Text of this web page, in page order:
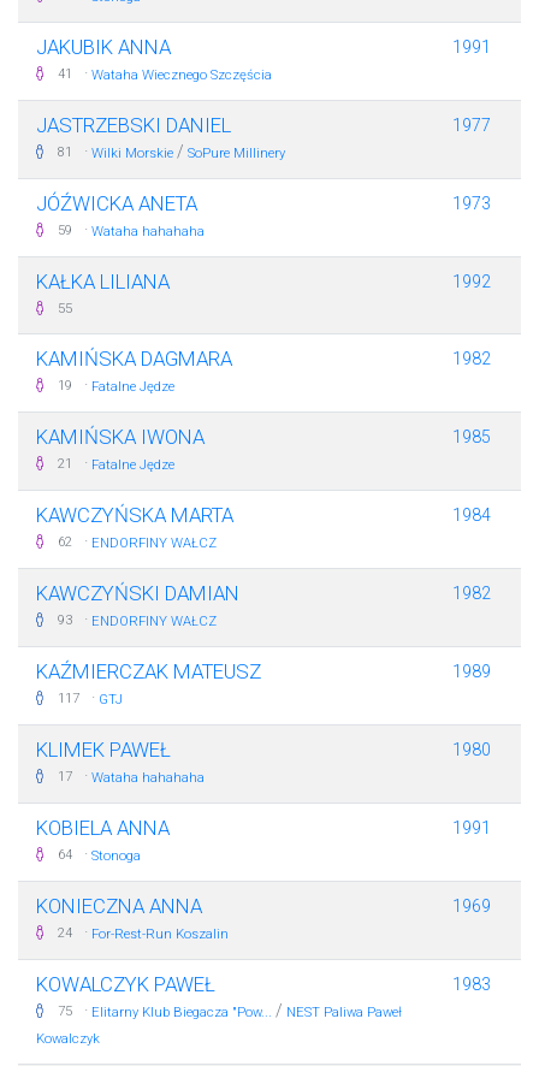
JAKUBIK ANNA
41 · Wataha Wiecznego Szczęścia
1991
JASTRZEBSKI DANIEL
81 · Wilki Morskie / SoPure Millinery
1977
JÓŹWICKA ANETA
59 · Wataha hahahaha
1973
KAŁKA LILIANA
55
1992
KAMIŃSKA DAGMARA
19 · Fatalne Jędze
1982
KAMIŃSKA IWONA
21 · Fatalne Jędze
1985
KAWCZYŃSKA MARTA
62 · ENDORFINY WAŁCZ
1984
KAWCZYŃSKI DAMIAN
93 · ENDORFINY WAŁCZ
1982
KAŹMIERCZAK MATEUSZ
117 · GTJ
1989
KLIMEK PAWEŁ
17 · Wataha hahahaha
1980
KOBIELA ANNA
64 · Stonoga
1991
KONIECZNA ANNA
24 · For-Rest-Run Koszalin
1969
KOWALCZYK PAWEŁ
75 · Elitarny Klub Biegacza "Pow... / NEST Paliwa Paweł
Kowalczyk
1983